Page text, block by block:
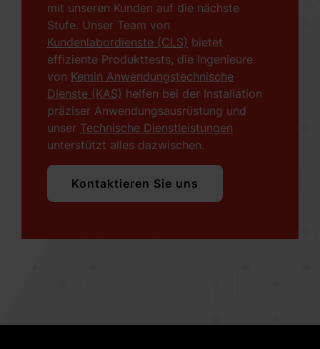
mit unseren Kunden auf die nächste
Stufe. Unser Team von
Kundenlabordienste (CLS) bietet
effiziente Produkttests, die Ingenieure
von Kemin Anwendungstechnische
Dienste (KAS) helfen bei der Installation
präziser Anwendungsausrüstung und
unser Technische Dienstleistungen
unterstützt alles dazwischen.
Kontaktieren Sie uns